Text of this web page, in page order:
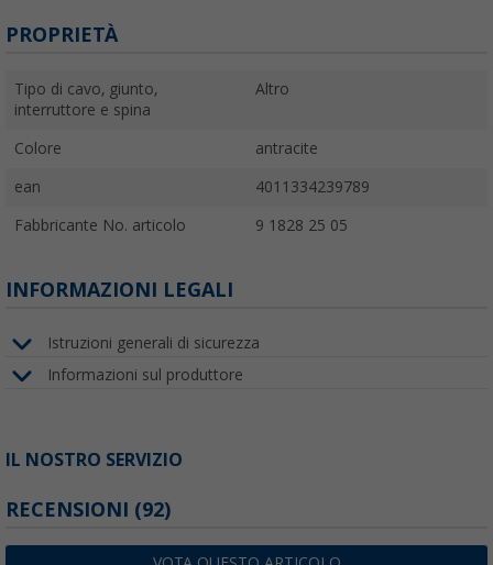
Adatto a prese da 12 Volt e 230 Volt.
PROPRIETÀ
Tipo di cavo, giunto,
Altro
INFORMAZIONI LEGALI
IL NOSTRO SERVIZIO